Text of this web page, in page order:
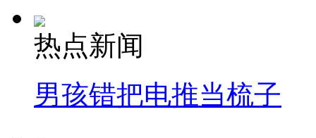
安徽一实载49人客车翻车
热点新闻
男孩错把电推当梳子